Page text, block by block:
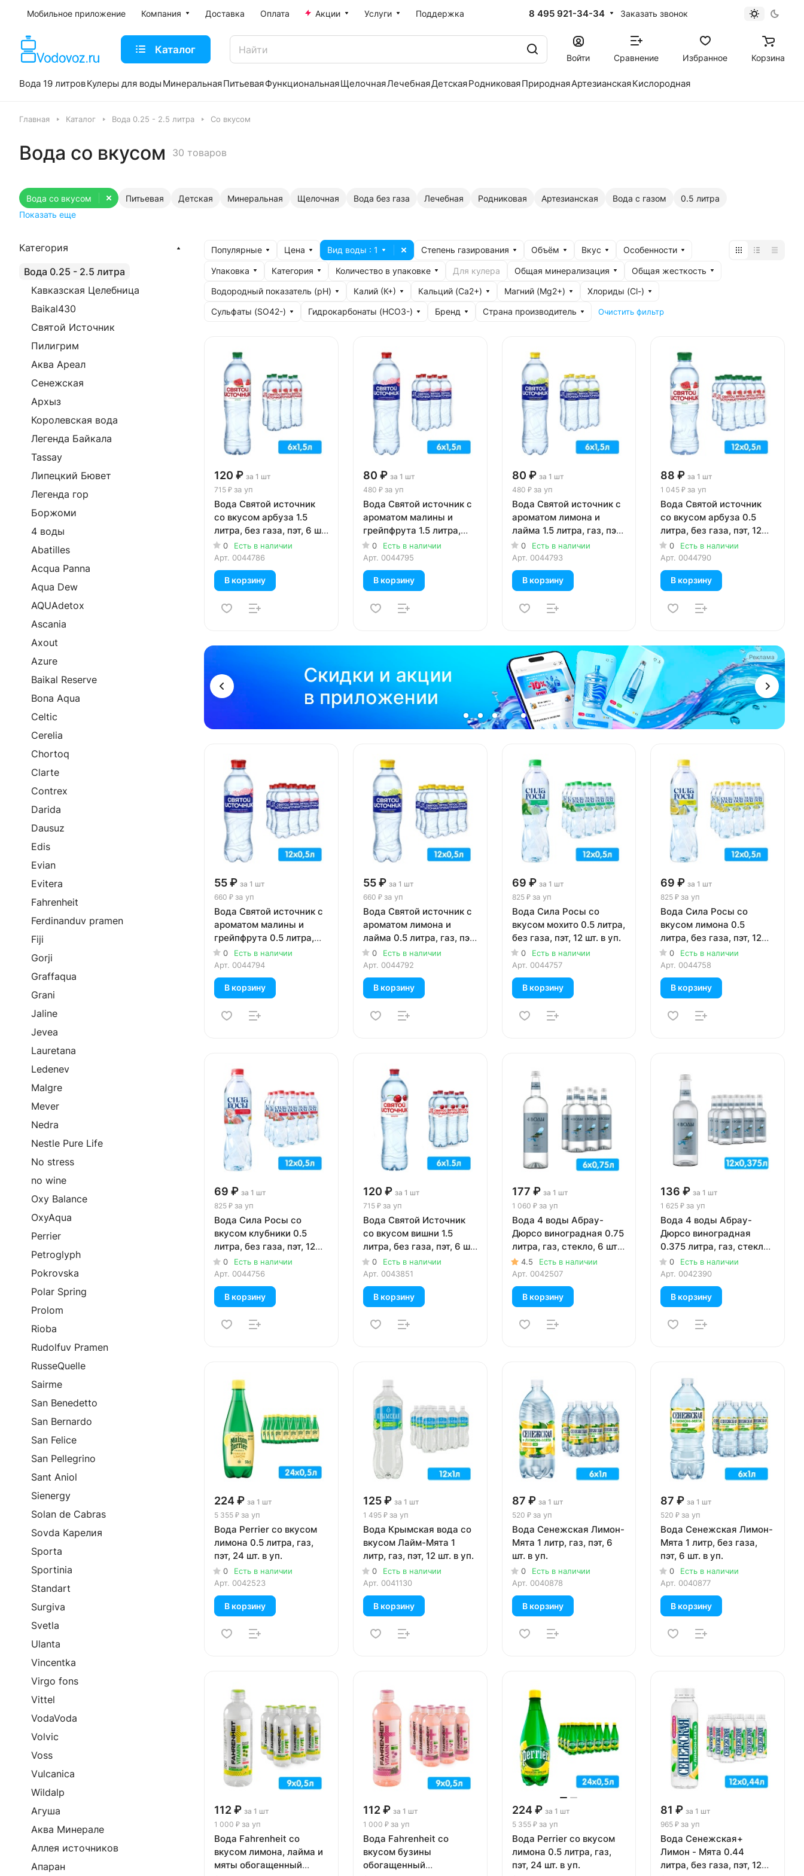
Мобильное приложение Компания Доставка Оплата Акции Услуги Поддержка 8 495 921-34-34 Заказать звонок
Каталог
Войти Сравнение Избранное Корзина
Вода 19 литровКулеры для воды МинеральнаяПитьеваяФункциональнаяЩелочнаяЛечебнаяДетскаяРодниковаяПрироднаяАртезианскаяКислородная
Главная Каталог Вода 0.25 - 2.5 литра Со вкусом
Вода со вкусом 30 товаров
Питьевая Детская Минеральная Щелочная Вода без газа Лечебная Родниковая Артезианская Вода с газом 0.5 литра
Вода со вкусом
Показать еще
Популярные Цена Вид воды : 1 Степень газирования Объём Вкус Особенности
Упаковка Категория Количество в упаковке Для кулера Общая минерализация Общая жесткость
Водородный показатель (рН) Калий (К+) Кальций (Ca2+) Магний (Mg2+)
Хлориды (Cl-)
Сульфаты (SO42-)
Гидрокарбонаты (HCO3-) Бренд Страна производитель Очистить фильтр
120 ₽ за 1 шт
715 ₽ за уп
Вода Святой источник
со вкусом арбуза 1.5
литра, без газа, пэт, 6 шт.
в уп.
0
Есть в наличии
Арт. 0044786
В корзину
Реклама
80 ₽ за 1 шт
480 ₽ за уп
Вода Святой источник с
ароматом малины и
грейпфрута 1.5 литра,
газ, пэт, 6 шт. в уп.
0
Есть в наличии
Арт. 0044795
В корзину
80 ₽ за 1 шт
480 ₽ за уп
Вода Святой источник с
ароматом лимона и
лайма 1.5 литра, газ, пэт,
6 шт. в уп.
0
Есть в наличии
Арт. 0044793
В корзину
88 ₽ за 1 шт
1 045 ₽за уп
Вода Святой источник
со вкусом арбуза 0.5
литра, без газа, пэт, 12
шт. в уп.
0
Есть в наличии
Арт. 0044790
В корзину
55 ₽ за 1 шт
660 ₽ за уп
Вода Святой источник с
ароматом малины и
грейпфрута 0.5 литра,
газ, пэт, 12 шт. в уп.
0
Есть в наличии
Арт. 0044794
В корзину
55 ₽ за 1 шт
660 ₽ за уп
Вода Святой источник с
ароматом лимона и
лайма 0.5 литра, газ, пэт,
12 шт. в уп.
0
Есть в наличии
Арт. 0044792
В корзину
69 ₽ за 1 шт
825 ₽ за уп
Вода Сила Росы со
вкусом мохито 0.5 литра,
без газа, пэт, 12 шт. в уп.
0
Есть в наличии
Арт. 0044757
В корзину
69 ₽ за 1 шт
825 ₽за уп
Вода Сила Росы со
вкусом лимона 0.5
литра, без газа, пэт, 12
шт. в уп.
0
Есть в наличии
Арт. 0044758
В корзину
69 ₽ за 1 шт
825 ₽ за уп
Вода Сила Росы со
вкусом клубники 0.5
литра, без газа, пэт, 12
шт. в уп.
0
Есть в наличии
Арт. 0044756
В корзину
120 ₽ за 1 шт
715 ₽ за уп
Вода Святой Источник
со вкусом вишни 1.5
литра, без газа, пэт, 6 шт.
в уп.
0
Есть в наличии
Арт. 0043851
В корзину
177 ₽ за 1 шт
1 060 ₽ за уп
Вода 4 воды Абрау-
Дюрсо виноградная 0.75
литра, газ, стекло, 6 шт.
в уп.
4.5
Есть в наличии
Арт. 0042507
В корзину
136 ₽ за 1 шт
1 625 ₽за уп
Вода 4 воды Абрау-
Дюрсо виноградная
0.375 литра, газ, стекло,
12 шт. в уп.
0
Есть в наличии
Арт. 0042390
В корзину
224 ₽ за 1 шт
5 355 ₽ за уп
Вода Perrier со вкусом
лимона 0.5 литра, газ,
пэт, 24 шт. в уп.
0
Есть в наличии
Арт. 0042523
В корзину
125 ₽ за 1 шт
1 495 ₽ за уп
Вода Крымская вода со
вкусом Лайм-Мята 1
литр, газ, пэт, 12 шт. в уп.
0
Есть в наличии
Арт. 0041130
В корзину
87 ₽ за 1 шт
520 ₽ за уп
Вода Сенежская Лимон-
Мята 1 литр, газ, пэт, 6
шт. в уп.
0
Есть в наличии
Арт. 0040878
В корзину
87 ₽ за 1 шт
520 ₽за уп
Вода Сенежская Лимон-
Мята 1 литр, без газа,
пэт, 6 шт. в уп.
0
Есть в наличии
Арт. 0040877
В корзину
112 ₽ за 1 шт
1 000 ₽ за уп
Вода Fahrenheit со
вкусом лимона, лайма и
мяты обогащенный
112 ₽ за 1 шт
1 000 ₽ за уп
Вода Fahrenheit со
вкусом бузины
обогащенный
224 ₽ за 1 шт
5 355 ₽ за уп
Вода Perrier со вкусом
лимона 0.5 литра, газ,
пэт, 24 шт. в уп.
81 ₽ за 1 шт
965 ₽за уп
Вода Сенежская+
Лимон - Мята 0.44
литра, без газа, пэт, 12
Категория
Вода 0.25 - 2.5 литра
Кавказская Целебница
Baikal430
Святой Источник
Пилигрим
Аква Ареал
Сенежская
Архыз
Королевская вода
Легенда Байкала
Tassay
Липецкий Бювет
Легенда гор
Боржоми
4 воды
Abatilles
Acqua Panna
Aqua Dew
AQUAdetox
Ascania
Axout
Azure
Baikal Reserve
Bona Aqua
Celtic
Cerelia
Chortoq
Clarte
Contrex
Darida
Dausuz
Edis
Evian
Evitera
Fahrenheit
Ferdinanduv pramen
Fiji
Gorji
Graffaqua
Grani
Jaline
Jevea
Lauretana
Ledenev
Malgre
Mever
Nedra
Nestle Pure Life
No stress
no wine
Oxy Balance
OxyAqua
Perrier
Petroglyph
Pokrovska
Polar Spring
Prolom
Rioba
Rudolfuv Pramen
RusseQuelle
Sairme
San Benedetto
San Bernardo
San Felice
San Pellegrino
Sant Aniol
Sienergy
Solan de Cabras
Sovda Карелия
Sporta
Sportinia
Standart
Surgiva
Svetla
Ulanta
Vincentka
Virgo fons
Vittel
VodaVoda
Volvic
Voss
Vulcanica
Wildalp
Агуша
Аква Минерале
Аллея источников
Апаран